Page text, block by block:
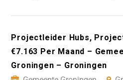
Projectleider Hubs,
€7.163 Per Maand –
Groningen – Groningen